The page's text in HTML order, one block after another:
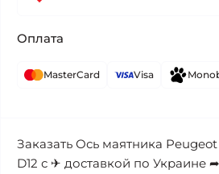
Оплата
MasterCard Visa
Заказать Ось маятника Peugeot
D12 с ✈ доставкой по Украине